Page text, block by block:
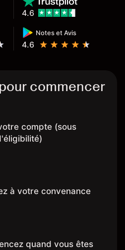
Notes et Avis
4.6
4.6
commencer
compte (sous
à votre convenance
quand vous êtes